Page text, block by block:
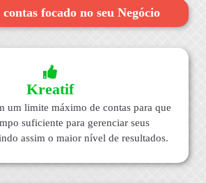
focado no seu Negócio
Kreatif
um limite máximo de contas para que
suficiente para gerenciar seus
assim o maior nível de resultados.